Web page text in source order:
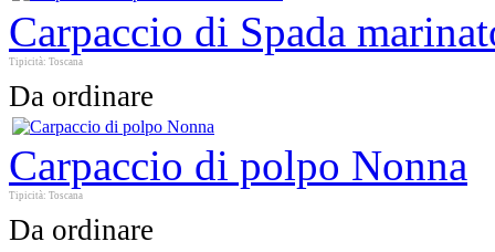
Carpaccio di Spada
Tipicità: Toscana
Da ordinare
Carpaccio di polpo Nonna
Tipicità: Toscana
Da ordinare